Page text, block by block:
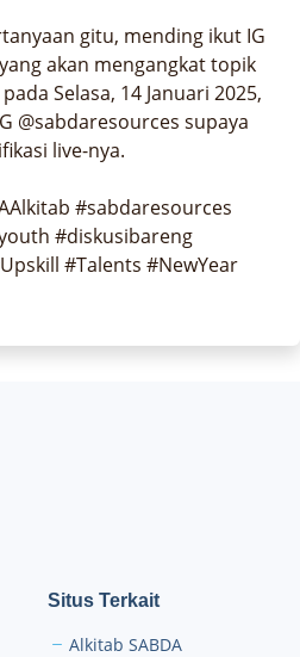
gitu, mending ikut IG
akan mengangkat topik
Selasa, 14 Januari 2025,
@sabdaresources supaya
live-nya.
#sabdaresources
#diskusibareng
#Talents #NewYear
Situs Terkait
Alkitab SABDA